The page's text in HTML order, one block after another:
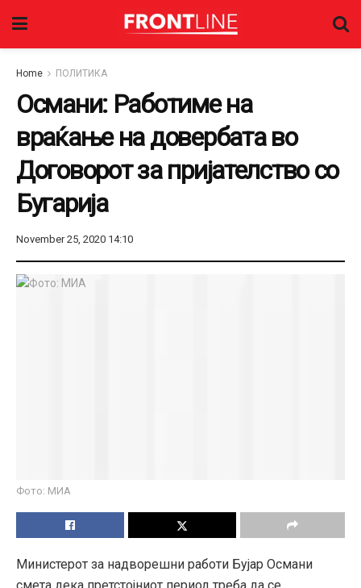
Home ПОЛИТИКА
Османи: Работиме на
враќање на довербата во
Договорот за пријателство со
Бугарија
November 25, 2020 14:10
Фото: МИА
Министерот за надворешни работи Бујар Османи